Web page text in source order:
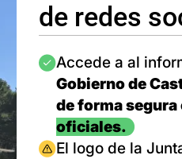
de redes
Imagen
Accede a al
Gobierno de
de forma segura
oficiales.
Imagen
El logo de la